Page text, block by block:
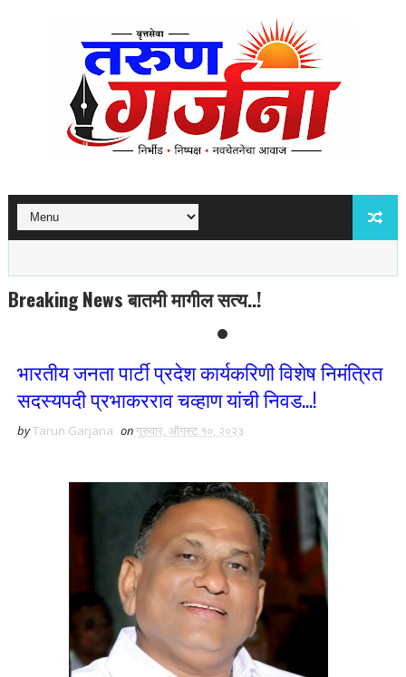
Breaking News बातमी मागील सत्य..!
भारतीय जनता पार्टी प्रदेश कार्यकरिणी विशेष निमंत्रित
सदस्यपदी प्रभाकरराव चव्हाण यांची निवड...!
byTarun Garjana onगुरुवार, ऑगस्ट १०, २०२३